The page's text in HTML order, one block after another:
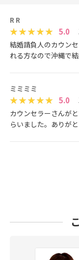
R R
5.0
結婚請負人のカウン
れる方なので沖縄で
ミミミミ
5.0
カウンセラーさんが
らいました。ありが